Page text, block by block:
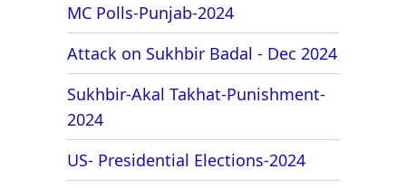
MC Polls-Punjab-2024
Attack on Sukhbir Badal - Dec 2024
Sukhbir-Akal Takhat-Punishment-
2024
US- Presidential Elections-2024